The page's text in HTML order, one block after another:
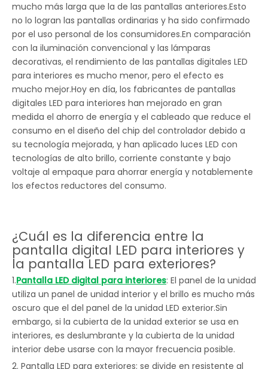
mucho más larga que la de las pantallas anteriores.Esto
no lo logran las pantallas ordinarias y ha sido confirmado
por el uso personal de los consumidores.En comparación
con la iluminación convencional y las lámparas
decorativas, el rendimiento de las pantallas digitales LED
para interiores es mucho menor, pero el efecto es
mucho mejor.Hoy en día, los fabricantes de pantallas
digitales LED para interiores han mejorado en gran
medida el ahorro de energía y el cableado que reduce el
consumo en el diseño del chip del controlador debido a
su tecnología mejorada, y han aplicado luces LED con
tecnologías de alto brillo, corriente constante y bajo
voltaje al empaque para ahorrar energía y notablemente
los efectos reductores del consumo.
¿Cuál es la diferencia entre la
pantalla digital LED para interiores y
la pantalla LED para exteriores?
1.Pantalla LED digital para interiores: El panel de la unidad
utiliza un panel de unidad interior y el brillo es mucho más
oscuro que el del panel de la unidad LED exterior.Sin
embargo, si la cubierta de la unidad exterior se usa en
interiores, es deslumbrante y la cubierta de la unidad
interior debe usarse con la mayor frecuencia posible.
2. Pantalla LED para exteriores: se divide en resistente al